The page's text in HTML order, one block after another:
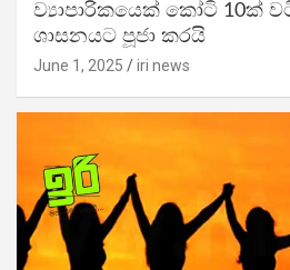
ව්‍යාපාරිකයෙක් කෝටි 10ක්
ශාසනයට පූජා කරයි
June 1, 2025 iri news